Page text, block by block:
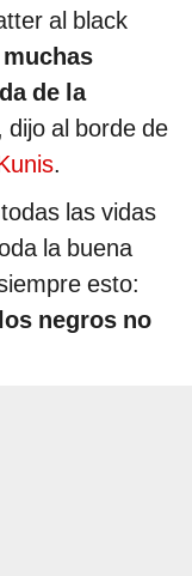
al black
de la
dijo al borde de
.
las vidas
la buena
esto:
negros no